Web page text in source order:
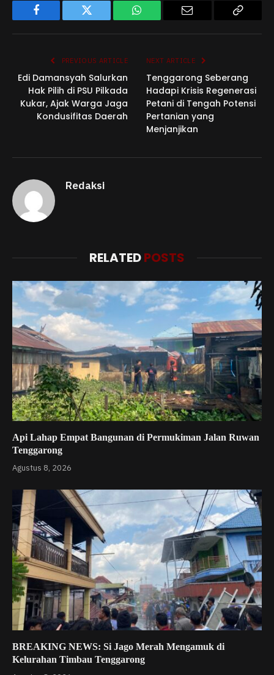
Facebook Twitter WhatsApp Email
Copy
PREVIOUS ARTICLE
Edi Damansyah Salurkan
Hak Pilih di PSU Pilkada
Kukar, Ajak Warga Jaga
Kondusifitas Daerah
NEXT ARTICLE
Tenggarong Seberang
Hadapi Krisis Regenerasi
Petani di Tengah Potensi
Pertanian yang
Menjanjikan
Redaksi
RELATEDPOSTS
Api Lahap Empat Bangunan di Permukiman Jalan Ruwan
Tenggarong
Agustus 8, 2026
BREAKING NEWS: Si Jago Merah Mengamuk di
Kelurahan Timbau Tenggarong